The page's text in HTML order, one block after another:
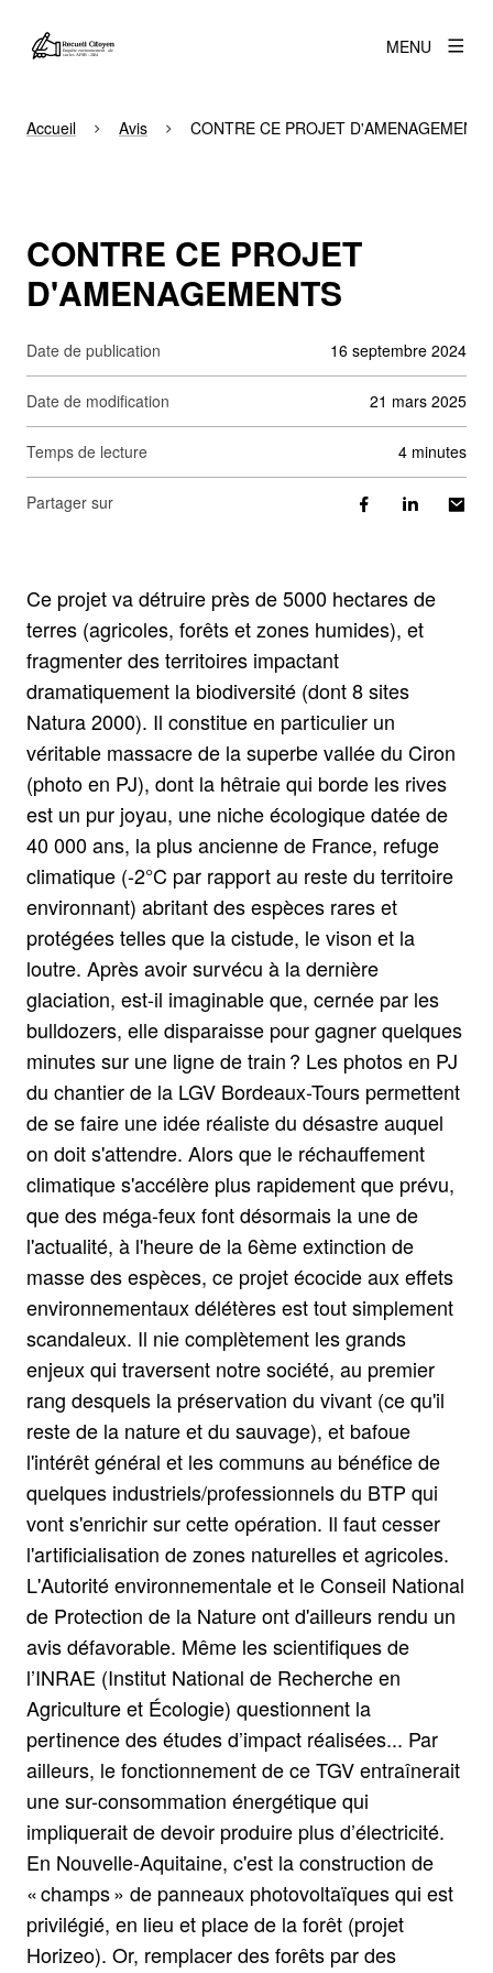
MENU
Accueil Avis CONTRE CE PROJET D'AMENAGEMENTS
CONTRE CE PROJET
D'AMENAGEMENTS
Date de publication 16 septembre 2024
Date de modification 21 mars 2025
Temps de lecture 4 minutes
Partager sur
Ce projet va détruire près de 5000 hectares de
terres (agricoles, forêts et zones humides), et
fragmenter des territoires impactant
dramatiquement la biodiversité (dont 8 sites
Natura 2000). Il constitue en particulier un
véritable massacre de la superbe vallée du Ciron
(photo en PJ), dont la hêtraie qui borde les rives
est un pur joyau, une niche écologique datée de
40 000 ans, la plus ancienne de France, refuge
climatique (-2°C par rapport au reste du territoire
environnant) abritant des espèces rares et
protégées telles que la cistude, le vison et la
loutre. Après avoir survécu à la dernière
glaciation, est-il imaginable que, cernée par les
bulldozers, elle disparaisse pour gagner quelques
minutes sur une ligne de train ? Les photos en PJ
du chantier de la LGV Bordeaux-Tours permettent
de se faire une idée réaliste du désastre auquel
on doit s'attendre. Alors que le réchauffement
climatique s'accélère plus rapidement que prévu,
que des méga-feux font désormais la une de
l'actualité, à l'heure de la 6ème extinction de
masse des espèces, ce projet écocide aux effets
environnementaux délétères est tout simplement
scandaleux. Il nie complètement les grands
enjeux qui traversent notre société, au premier
rang desquels la préservation du vivant (ce qu'il
reste de la nature et du sauvage), et bafoue
l'intérêt général et les communs au bénéfice de
quelques industriels/professionnels du BTP qui
vont s'enrichir sur cette opération. Il faut cesser
l'artificialisation de zones naturelles et agricoles.
L'Autorité environnementale et le Conseil National
de Protection de la Nature ont d'ailleurs rendu un
avis défavorable. Même les scientifiques de
l’INRAE (Institut National de Recherche en
Agriculture et Écologie) questionnent la
pertinence des études d’impact réalisées... Par
ailleurs, le fonctionnement de ce TGV entraînerait
une sur-consommation énergétique qui
impliquerait de devoir produire plus d’électricité.
En Nouvelle-Aquitaine, c'est la construction de
« champs » de panneaux photovoltaïques qui est
privilégié, en lieu et place de la forêt (projet
Horizeo). Or, remplacer des forêts par des